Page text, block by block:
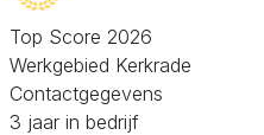
Top Score 2026
Werkgebied Kerkrade
Contactgegevens
3 jaar in bedrijf